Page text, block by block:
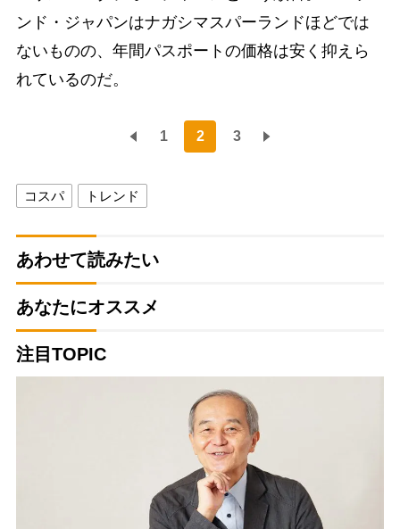
ンド・ジャパンはナガシマスパーランドほどでは
ないものの、年間パスポートの価格は安く抑えら
れているのだ。
1 2 3
コスパ トレンド
あわせて読みたい
あなたにオススメ
注目TOPIC